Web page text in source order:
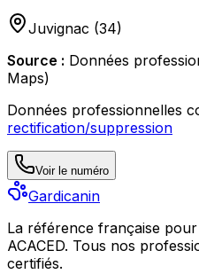
Juvignac (34)
Source : Données
Maps)
Données professionnelles
rectification/suppression
Voir le numéro
Gardicanin
La référence française
ACACED. Tous nos
certifiés.